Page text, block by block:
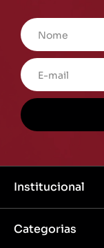
Institucional
Categorias